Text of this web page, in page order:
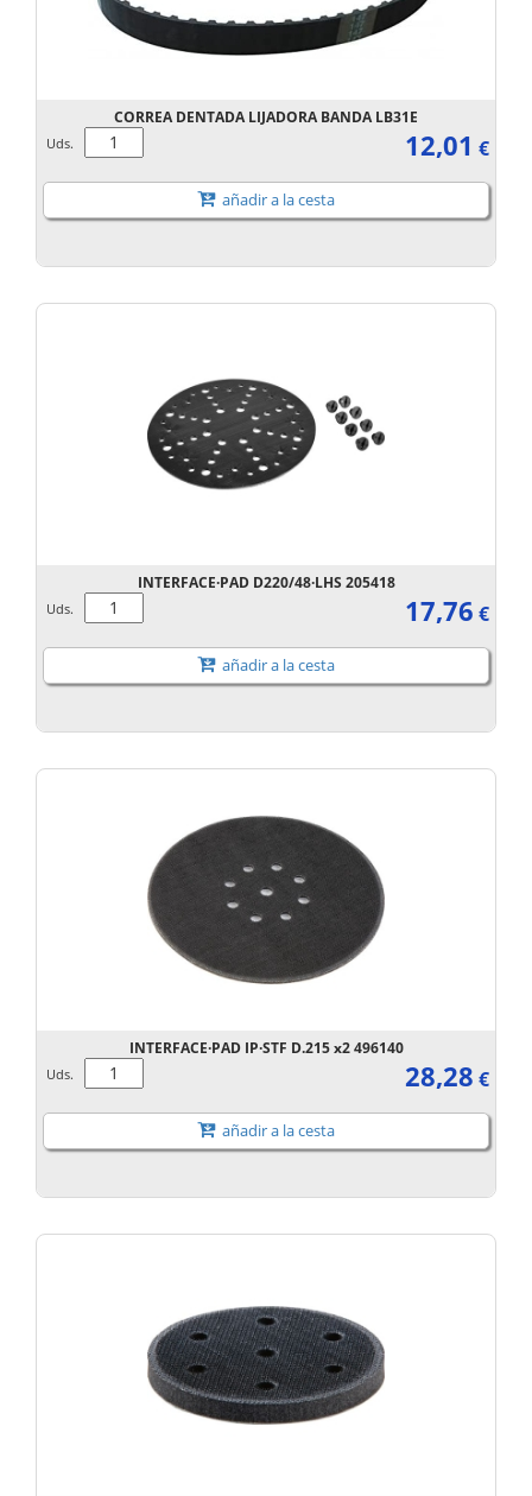
CORREA DENTADA LIJADORA BANDA LB31E
Uds. 12,01 €
añadir a la cesta
INTERFACE·PAD D220/48·LHS 205418
Uds. 17,76 €
añadir a la cesta
INTERFACE·PAD IP·STF D.215 x2 496140
Uds. 28,28 €
añadir a la cesta